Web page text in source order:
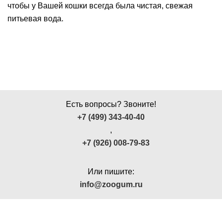
чтобы у Вашей кошки всегда была чистая, свежая
питьевая вода.
Есть вопросы? Звоните!
+7 (499) 343-40-40
,
+7 (926) 008-79-83
Или пишите:
info@zoogum.ru